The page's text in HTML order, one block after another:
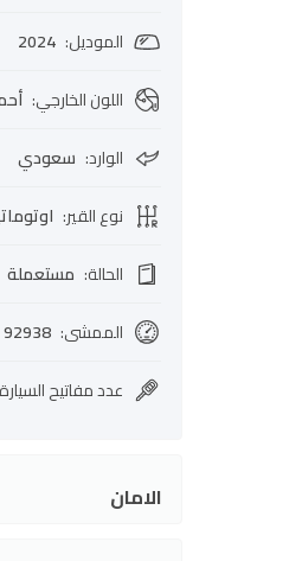
الموديل:
2024
اللون الخارجي:
الوارد: سعودي
نوع القير:
الحالة: مستعملة
الممشى: 92938 كم
عدد مفاتيح السيارة
الامان